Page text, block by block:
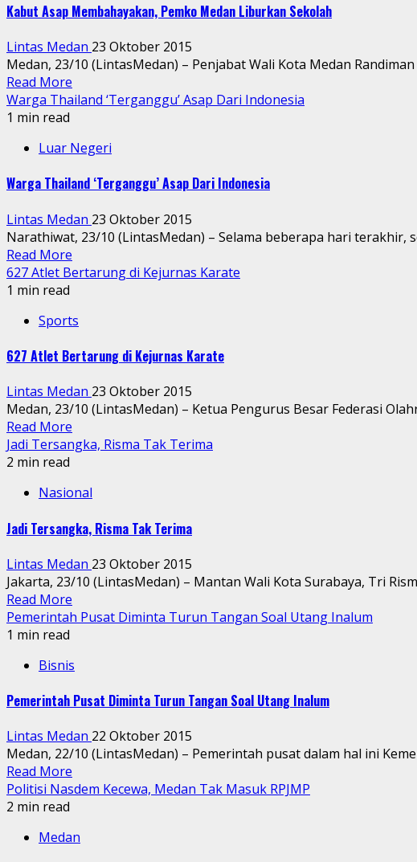
Kabut Asap Membahayakan, Pemko Medan Liburkan Sekolah
Lintas Medan 23 Oktober 2015
Medan, 23/10 (LintasMedan) – Penjabat Wali Kota Medan
Read More
Warga Thailand ‘Terganggu’ Asap Dari Indonesia
1 min read
Luar Negeri
Warga Thailand ‘Terganggu’ Asap Dari Indonesia
Lintas Medan 23 Oktober 2015
Narathiwat, 23/10 (LintasMedan) – Selama beberapa hari terakhir,
Read More
627 Atlet Bertarung di Kejurnas Karate
1 min read
Sports
627 Atlet Bertarung di Kejurnas Karate
Lintas Medan 23 Oktober 2015
Medan, 23/10 (LintasMedan) – Ketua Pengurus Besar Federasi
Read More
Jadi Tersangka, Risma Tak Terima
2 min read
Nasional
Jadi Tersangka, Risma Tak Terima
Lintas Medan 23 Oktober 2015
Jakarta, 23/10 (LintasMedan) – Mantan Wali Kota Surabaya, Tri
Read More
Pemerintah Pusat Diminta Turun Tangan Soal Utang Inalum
1 min read
Bisnis
Pemerintah Pusat Diminta Turun Tangan Soal Utang Inalum
Lintas Medan 22 Oktober 2015
Medan, 22/10 (LintasMedan) – Pemerintah pusat dalam hal ini
Read More
Politisi Nasdem Kecewa, Medan Tak Masuk RPJMP
2 min read
Medan